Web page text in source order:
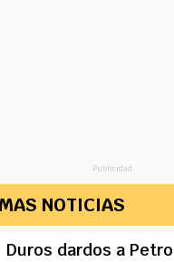
Publicidad
NOTICIAS
Duros dardos a